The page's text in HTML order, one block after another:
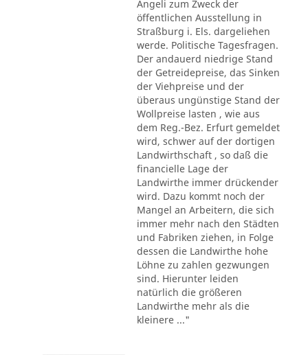
Angeli zum Zweck der
öffentlichen Ausstellung in
Straßburg i. Els. dargeliehen
werde. Politische Tagesfragen.
Der andauerd niedrige Stand
der Getreidepreise, das Sinken
der Viehpreise und der
überaus ungünstige Stand der
Wollpreise lasten , wie aus
dem Reg.-Bez. Erfurt gemeldet
wird, schwer auf der dortigen
Landwirthschaft , so daß die
financielle Lage der
Landwirthe immer drückender
wird. Dazu kommt noch der
Mangel an Arbeitern, die sich
immer mehr nach den Städten
und Fabriken ziehen, in Folge
dessen die Landwirthe hohe
Löhne zu zahlen gezwungen
sind. Hierunter leiden
natürlich die größeren
Landwirthe mehr als die
kleinere ..."